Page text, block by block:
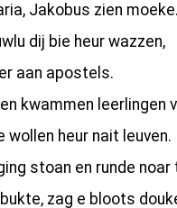
Jakobus zien
dij bie heur wazzen,
aan apostels.
kwammen leerlingen
wollen heur nait leuven.
stoan en runde
zag e bloots